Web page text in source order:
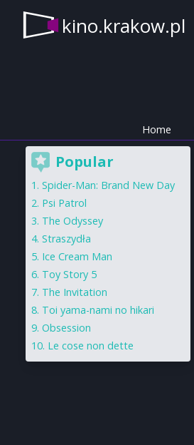
kino.krakow.pl
Home
Popular
Spider-Man: Brand New Day
Psi Patrol
The Odyssey
Straszydła
Ice Cream Man
Toy Story 5
The Invitation
Toi yama-nami no hikari
Obsession
Le cose non dette